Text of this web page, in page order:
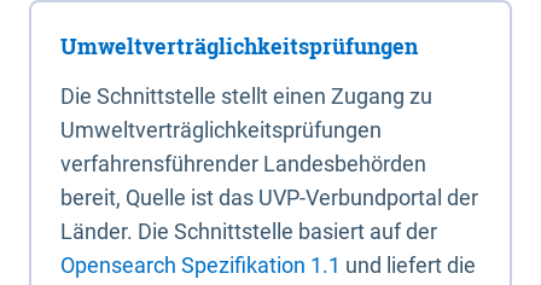
Umweltverträglichkeitsprüfungen
Die Schnittstelle stellt einen Zugang zu
Umweltverträglichkeitsprüfungen
verfahrensführender Landesbehörden
bereit, Quelle ist das UVP-Verbundportal der
Länder. Die Schnittstelle basiert auf der
Opensearch Spezifikation 1.1 und liefert die